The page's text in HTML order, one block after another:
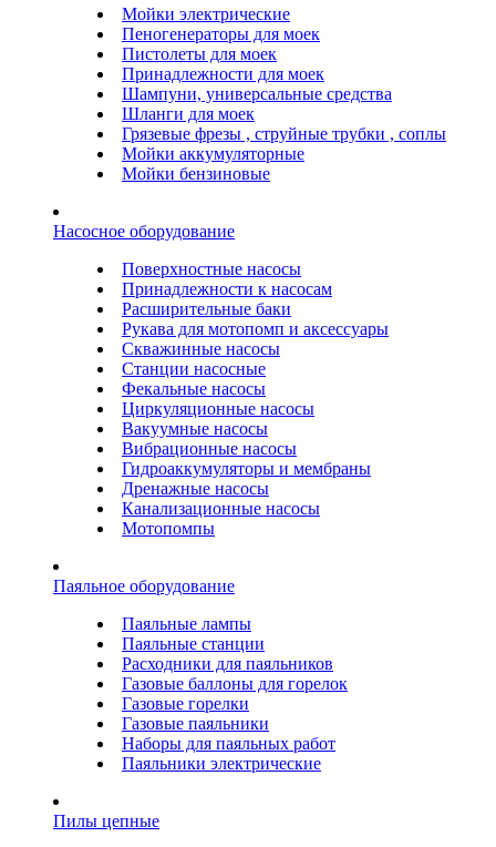
Мойки электрические
Пеногенераторы для моек
Пистолеты для моек
Принадлежности для моек
Шампуни, универсальные средства
Шланги для моек
Грязевые фрезы , струйные трубки , соплы
Мойки аккумуляторные
Мойки бензиновые
Насосное оборудование
Поверхностные насосы
Принадлежности к насосам
Расширительные баки
Рукава для мотопомп и аксессуары
Скважинные насосы
Станции насосные
Фекальные насосы
Циркуляционные насосы
Вакуумные насосы
Вибрационные насосы
Гидроаккумуляторы и мембраны
Дренажные насосы
Канализационные насосы
Мотопомпы
Паяльное оборудование
Паяльные лампы
Паяльные станции
Расходники для паяльников
Газовые баллоны для горелок
Газовые горелки
Газовые паяльники
Наборы для паяльных работ
Паяльники электрические
Пилы цепные